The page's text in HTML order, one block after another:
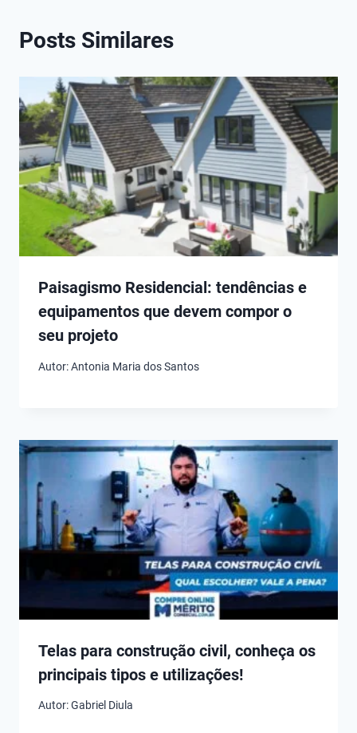
Posts Similares
Paisagismo Residencial: tendências e
equipamentos que devem compor o
seu projeto
Autor:Antonia Maria dos Santos
Telas para construção civil, conheça os
principais tipos e utilizações!
Autor:Gabriel Diula